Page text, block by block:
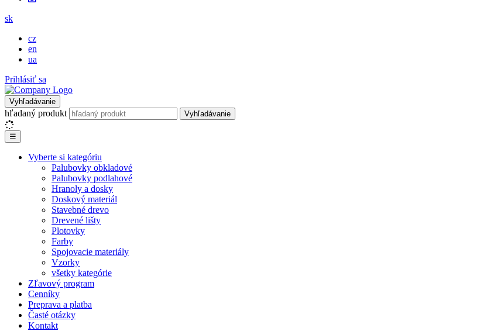
sk
cz
en
ua
Prihlásiť sa
Vyhľadávanie
hľadaný produkt Vyhľadávanie
☰
Vyberte si kategóriu
Palubovky obkladové
Palubovky podlahové
Hranoly a dosky
Doskový materiál
Stavebné drevo
Drevené lišty
Plotovky
Farby
Spojovacie materiály
Vzorky
všetky kategórie
Zľavový program
Cenníky
Preprava a platba
Časté otázky
Kontakt